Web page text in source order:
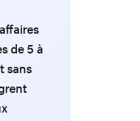
de 5 à
sans